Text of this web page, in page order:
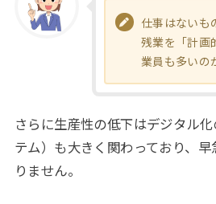
仕事はないも
残業を「計画
業員も多いの
さらに生産性の低下はデジタル
テム）も大きく関わっており、
りません。